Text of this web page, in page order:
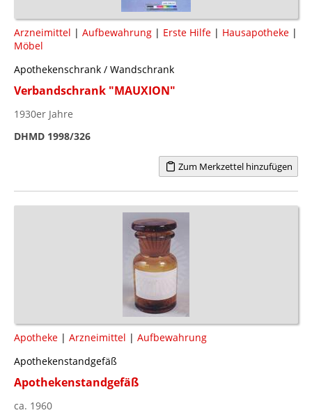
Arzneimittel | Aufbewahrung | Erste Hilfe | Hausapotheke |
Möbel
Apothekenschrank / Wandschrank
Verbandschrank "MAUXION"
1930er Jahre
DHMD 1998/326
Zum Merkzettel hinzufügen
Apotheke | Arzneimittel | Aufbewahrung
Apothekenstandgefäß
Apothekenstandgefäß
ca. 1960